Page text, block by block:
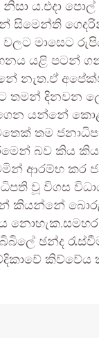
ය.එදා
සිමෙන්ති
වලට මාසෙට
යළි පටන්
නැත.ඒ
තමන් දිනවන
යන්නේ
තම
බව කිය
ආරම්භ කර
වූ විගස
කියන්නේ
ඡන්ද